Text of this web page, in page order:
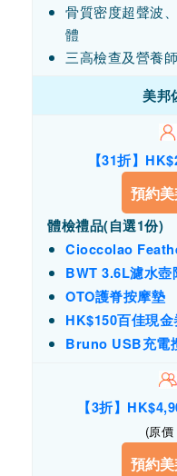
骨質密度超聲波
體
三高檢查及營養
美邦
【31折】
預約
體檢禮品(自選1份)
Cioccolao
BWT 3.6L濾水壺
OTO護脊按摩墊
HK$150百佳現金
Bruno USB充電
【3折】
(原價
預約